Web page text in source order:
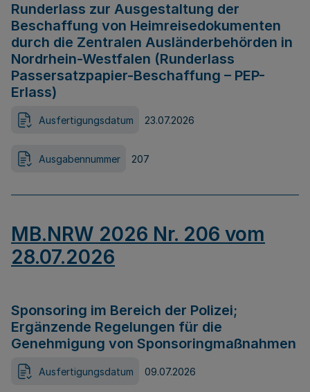
Runderlass zur Ausgestaltung der
Beschaffung von Heimreisedokumenten
durch die Zentralen Ausländerbehörden in
Nordrhein-Westfalen (Runderlass
Passersatzpapier-Beschaffung – PEP-
Erlass)
Ausfertigungsdatum 23.07.2026
Ausgabennummer 207
MB.NRW 2026 Nr. 206 vom
28.07.2026
Sponsoring im Bereich der Polizei;
Ergänzende Regelungen für die
Genehmigung von Sponsoringmaßnahmen
Ausfertigungsdatum 09.07.2026